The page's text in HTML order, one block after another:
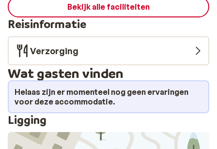
Bekijk alle faciliteiten
Reisinformatie
Verzorging
Wat gasten vinden
Helaas zijn er momenteel nog geen ervaringen
voor deze accommodatie.
Ligging